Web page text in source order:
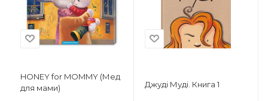
HONEY for MOMMY (Мед
для мами)
Джуді Муді. Книга 1